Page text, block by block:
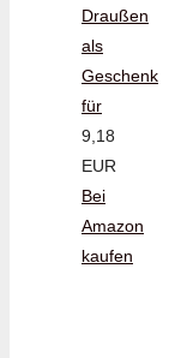
Draußen
als
Geschenk
für
9,18
EUR
Bei
Amazon
kaufen